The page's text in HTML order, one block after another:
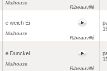
Mulhouse
Ribeauvillé
e weich Ei
Mulhouse
Ribeauvillé
e Dunckei
Mulhouse
Ribeauvillé